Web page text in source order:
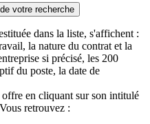
votre recherche
dans la liste, s'affichent :
la nature du contrat et la
si précisé, les 200
du poste, la date de
en cliquant sur son intitulé
retrouvez :